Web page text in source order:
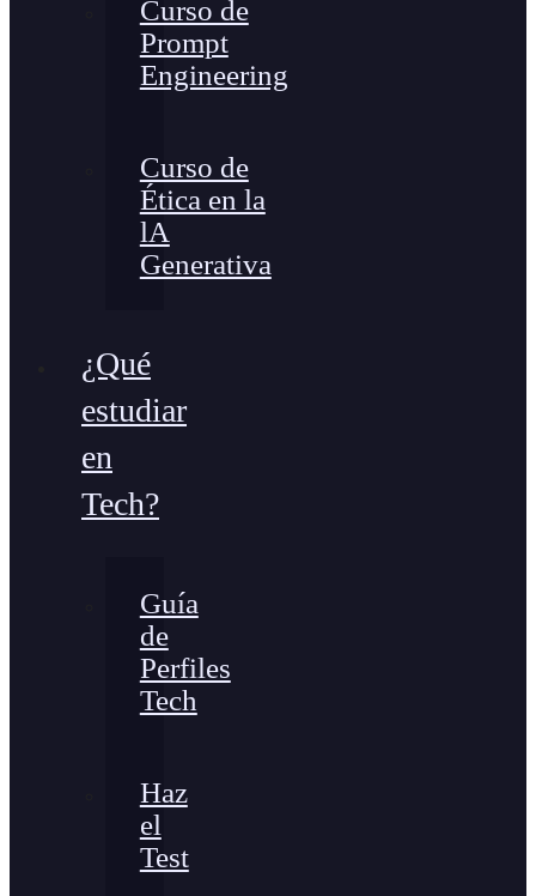
Curso de
Prompt
Engineering
Curso de
Ética en la
lA
Generativa
¿Qué
estudiar
en
Tech?
Guía
de
Perfiles
Tech
Haz
el
Test